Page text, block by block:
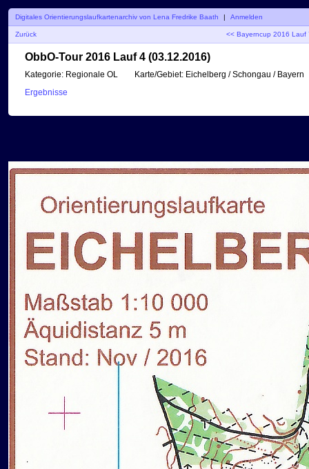
Digitales Orientierungslaufkartenarchiv von Lena Fredrike Baath | Anmelden
Zurück << Bayerncup 2016 Lauf
ObbO-Tour 2016 Lauf 4 (03.12.2016)
Kategorie: Regionale OL Karte/Gebiet: Eichelberg / Schongau / Bayern
Ergebnisse